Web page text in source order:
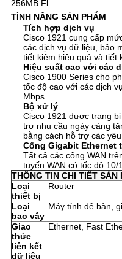
BẢO
MẬT
256MB Fl
TÍNH NĂNG SẢN PHẨM
Tích hợp dịch vụ
Cisco 1921 cung cấp
các dịch vụ dữ liệu, bảo
tiết kiệm hiệu quả và tiết
Hiệu suất cao với các
Cisco 1900 Series cho
tốc độ cao với các dịch
Mbps.
Bộ xử lý
Cisco 1921 được trang
trợ nhu cầu ngày càng
bằng cách hỗ trợ các
Cổng Gigabit Ethernet
Tất cả các cổng WAN
tuyến WAN có tốc độ
THÔNG TIN CHI TIẾT SẢN
Loại
thiết bị
Router
Loại
bao vây
Máy tính để bàn,
Giao
thức
liên kết
dữ liệu
Ethernet, Fast